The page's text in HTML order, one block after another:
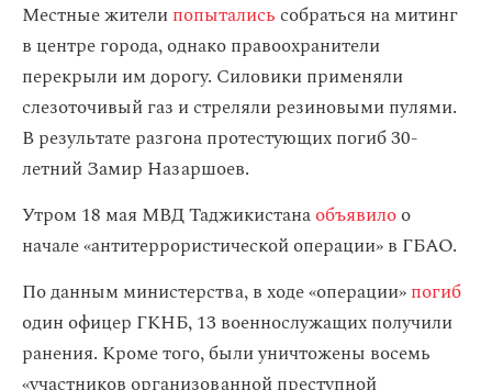
Местные жителипопыталисьсобраться на митинг
в центре города, однако правоохранители
перекрыли им дорогу. Силовики применяли
слезоточивый газ и стреляли резиновыми пулями.
В результате разгона протестующих погиб 30-
летний Замир Назаршоев.
Утром 18 мая МВД Таджикистанаобъявилоо
начале «антитеррористической операции» в ГБАО.
По данным министерства, в ходе «операции»погиб
один офицер ГКНБ, 13 военнослужащих получили
ранения. Кроме того, были уничтожены восемь